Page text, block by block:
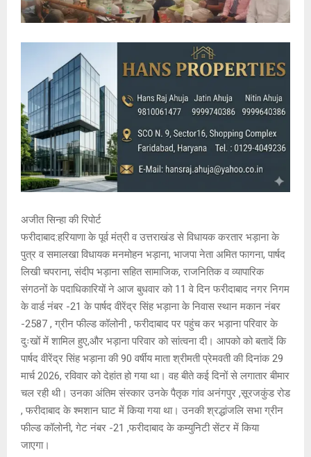
अजीत सिन्हा की रिपोर्ट
फरीदाबाद:हरियाणा के पूर्व मंत्री व उत्तराखंड से विधायक करतार भड़ाना के
पुत्र व समालखा विधायक मनमोहन भड़ाना, भाजपा नेता अमित फागना, पार्षद
लिखी चपराना, संदीप भड़ाना सहित सामाजिक, राजनितिक व व्यापारिक
संगठनों के पदाधिकारियों ने आज बुधवार को 11 वे दिन फरीदाबाद नगर निगम
के वार्ड नंबर -21 के पार्षद वीरेंद्र सिंह भड़ाना के निवास स्थान मकान नंबर
-2587 , ग्रीन फील्ड कॉलोनी , फरीदाबाद पर पहुंच कर भड़ाना परिवार के
दुःखों में शामिल हुए,और भड़ाना परिवार को सांत्वना दी। आपको को बतादें कि
पार्षद वीरेंद्र सिंह भड़ाना की 90 वर्षीय माता श्रीमती प्रेमवती की दिनांक 29
मार्च 2026, रविवार को देहांत हो गया था। वह बीते कई दिनों से लगातार बीमार
चल रही थी। उनका अंतिम संस्कार उनके पैतृक गांव अनंगपुर ,सूरजकुंड रोड
, फरीदाबाद के श्मशान घाट में किया गया था। उनकी श्रद्धांजलि सभा ग्रीन
फील्ड कॉलोनी, गेट नंबर -21 ,फरीदाबाद के कम्युनिटी सेंटर में किया
जाएगा।